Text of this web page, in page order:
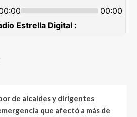
de alcaldes y dirigentes
que afectó a más de